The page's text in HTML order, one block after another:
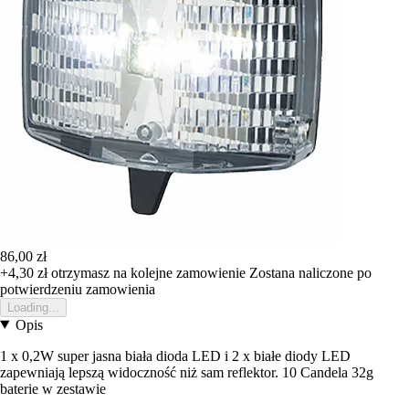
86,00 zł
+4,30 złotrzymasz na kolejne zamowienie Zostana naliczone po
potwierdzeniu zamowienia
Loading...
Opis
1 x 0,2W super jasna biała dioda LED i 2 x białe diody LED
zapewniają lepszą widoczność niż sam reflektor. 10 Candela 32g
baterie w zestawie